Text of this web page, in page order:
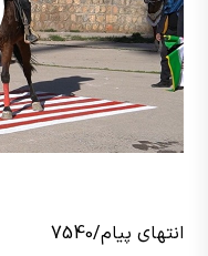
انتهای پیام/7540